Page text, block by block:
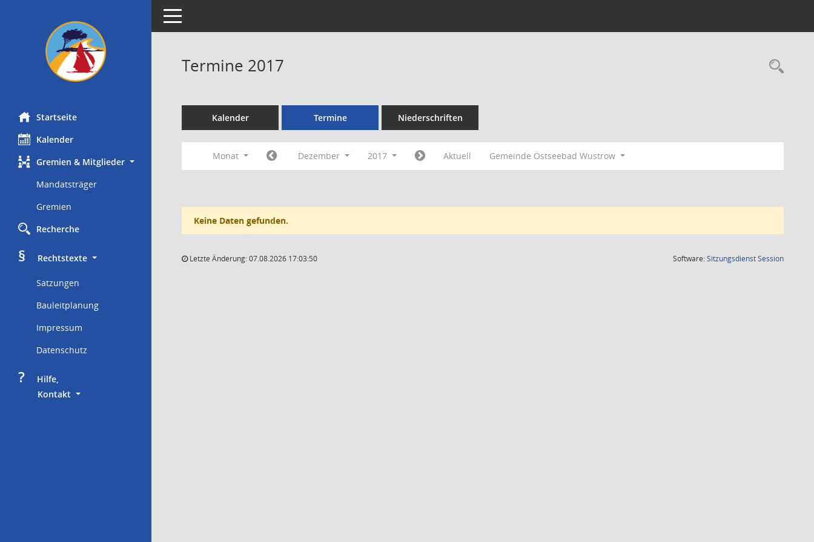
Startseite
Kalender
Gremien & Mitglieder
Mandatsträger
Gremien
Recherche
§
     Rechtstexte
Satzungen
Bauleitplanung
Impressum
Datenschutz
?
     Hilfe,
Kontakt
Toggle navigation
Termine 2017
Kalender Termine Niederschriften
Monat Dezember 2017 Aktuell Gemeinde Ostseebad Wustrow
Keine Daten gefunden.
Letzte Änderung: 07.08.2026 17:03:50 Software:SitzungsdienstSession(Wird in